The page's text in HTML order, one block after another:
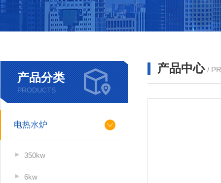
产品分类
PRODUCTS
电热水炉
350kw
6kw
产品中心 /